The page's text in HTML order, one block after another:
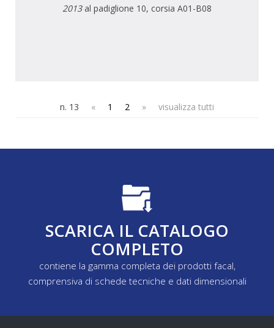
2013al padiglione 10, corsia A01-B08
n. 13 « 1 2 » visualizza tutti
SCARICA IL CATALOGO
COMPLETO
contiene la gamma completa dei prodotti facal,
comprensiva di schede tecniche e dati dimensionali